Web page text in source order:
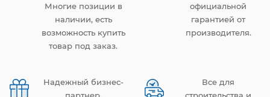
Многие позиции в
наличии, есть
возможность купить
товар под заказ.
официальной
гарантией от
производителя.
Надежный бизнес-
Все для